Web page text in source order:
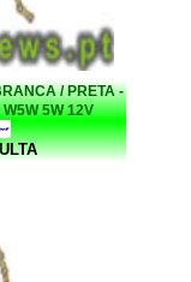
/ PRETA -
5W 12V